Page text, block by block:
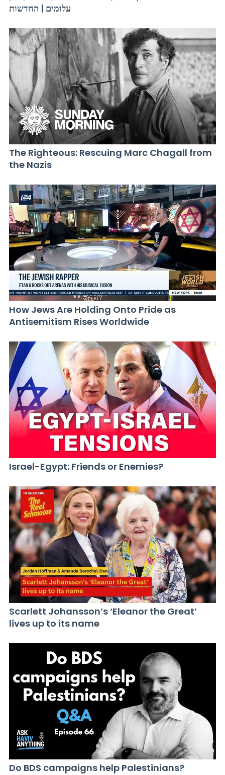
עלומים | החדשות
The Righteous: Rescuing Marc Chagall from
the Nazis
How Jews Are Holding Onto Pride as
Antisemitism Rises Worldwide
Israel-Egypt: Friends or Enemies?
Scarlett Johansson’s ‘Eleanor the Great’
lives up to its name
Do BDS campaigns help Palestinians?